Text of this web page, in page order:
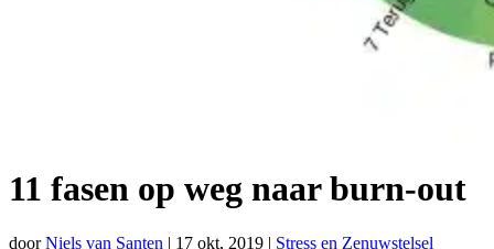
11 fasen op weg naar burn-out
doorNiels van Santen | 17 okt, 2019 | Stress en Zenuwstelsel